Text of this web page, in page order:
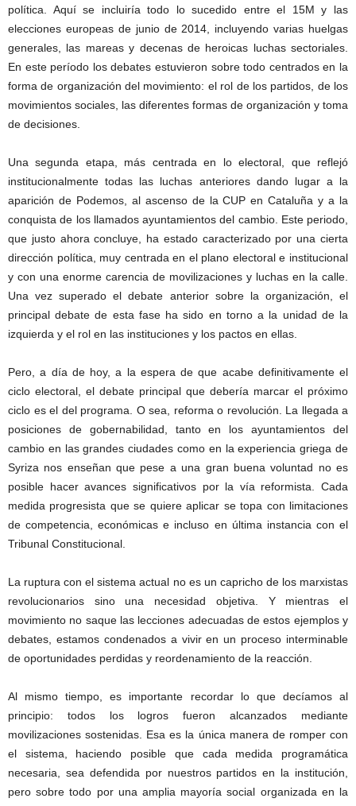
política. Aquí se incluiría todo lo sucedido entre el 15M y las
elecciones europeas de junio de 2014, incluyendo varias huelgas
generales, las mareas y decenas de heroicas luchas sectoriales.
En este período los debates estuvieron sobre todo centrados en la
forma de organización del movimiento: el rol de los partidos, de los
movimientos sociales, las diferentes formas de organización y toma
de decisiones.
Una segunda etapa, más centrada en lo electoral, que reflejó
institucionalmente todas las luchas anteriores dando lugar a la
aparición de Podemos, al ascenso de la CUP en Cataluña y a la
conquista de los llamados ayuntamientos del cambio. Este periodo,
que justo ahora concluye, ha estado caracterizado por una cierta
dirección política, muy centrada en el plano electoral e institucional
y con una enorme carencia de movilizaciones y luchas en la calle.
Una vez superado el debate anterior sobre la organización, el
principal debate de esta fase ha sido en torno a la unidad de la
izquierda y el rol en las instituciones y los pactos en ellas.
Pero, a día de hoy, a la espera de que acabe definitivamente el
ciclo electoral, el debate principal que debería marcar el próximo
ciclo es el del programa. O sea, reforma o revolución. La llegada a
posiciones de gobernabilidad, tanto en los ayuntamientos del
cambio en las grandes ciudades como en la experiencia griega de
Syriza nos enseñan que pese a una gran buena voluntad no es
posible hacer avances significativos por la vía reformista. Cada
medida progresista que se quiere aplicar se topa con limitaciones
de competencia, económicas e incluso en última instancia con el
Tribunal Constitucional.
La ruptura con el sistema actual no es un capricho de los marxistas
revolucionarios sino una necesidad objetiva. Y mientras el
movimiento no saque las lecciones adecuadas de estos ejemplos y
debates, estamos condenados a vivir en un proceso interminable
de oportunidades perdidas y reordenamiento de la reacción.
Al mismo tiempo, es importante recordar lo que decíamos al
principio: todos los logros fueron alcanzados mediante
movilizaciones sostenidas. Esa es la única manera de romper con
el sistema, haciendo posible que cada medida programática
necesaria, sea defendida por nuestros partidos en la institución,
pero sobre todo por una amplia mayoría social organizada en la